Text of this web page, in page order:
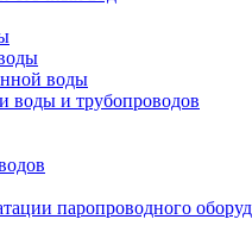
воды
воды и трубопроводов
паропроводного